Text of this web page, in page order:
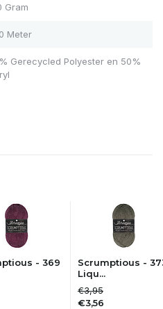
Gram
Meter
Gerecycled Polyester en 50%
- 369
Scrumptious -
Liqu...
€3,95
€3,56